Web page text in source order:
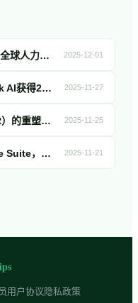
【投融资11月月报】2025年11月全球人力资源科技投融资简报！ 2025-12-01
【波兰】AI求职平台Global Work AI获得200万欧元融资，用于提升自动化申请功能并推出AI职业助手 2025-11-27
AI 时代下企业人力资源管理（HR）的重塑与实践：基于领英峰会中出海案例的深度解析 2025-11-25
ADP 推出全球统一的 WorkForce Suite，加速 HCM 全栈融合 2025-11-21
用户协议隐私政策